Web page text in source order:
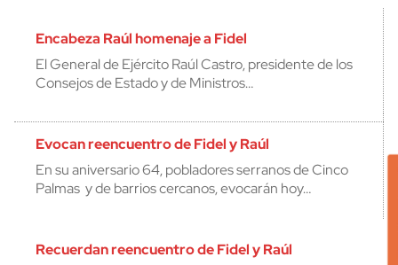
Encabeza Raúl homenaje a Fidel
El General de Ejército Raúl Castro, presidente de los
Consejos de Estado y de Ministros…
Evocan reencuentro de Fidel y Raúl
En su aniversario 64, pobladores serranos de Cinco
Palmas y de barrios cercanos, evocarán hoy…
Recuerdan reencuentro de Fidel y Raúl